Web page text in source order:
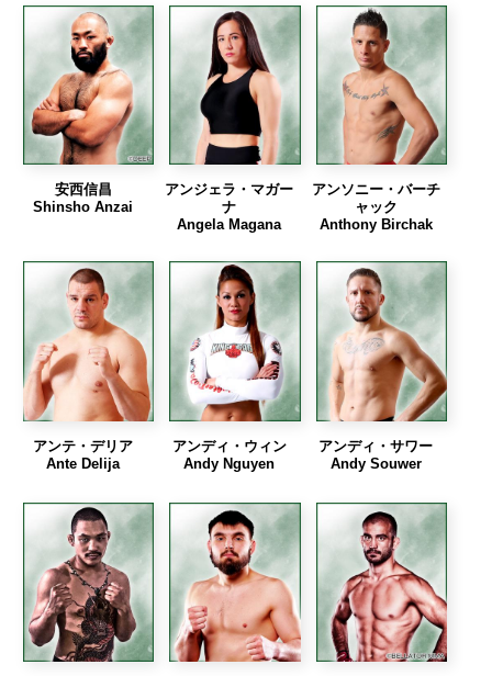
安西信昌
Shinsho Anzai
アンジェラ・マガー
ナ
Angela Magana
アンソニー・バーチ
ャック
Anthony Birchak
アンテ・デリア
Ante Delija
アンディ・ウィン
Andy Nguyen
アンディ・サワー
Andy Souwer